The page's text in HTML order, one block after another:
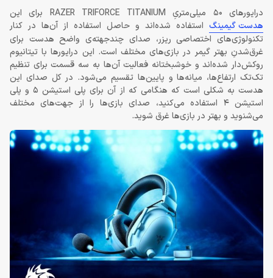
درایورهای 50 میلی‌متریِ RAZER TRIFORCE TITANIUM برای این
هدست گیمینگ استفاده شده‌اند و حاصل استفاده از آن‌ها در کنار
تکنولوژی‌های اختصاصی ریزر، صدای چندجهته‌ی واضح هدست برای
غرق‌شدنِ بهتر گیمر در بازی‌های مختلف است. این درایورها با تیتانیوم
روکش‌دار شده‌اند و خوشبختانه فعالیت آن‌ها به سه قسمت برای تنظیم
تک‌تک ارتفاع‌ها، میانه‌ها و پایین‌ها تقسیم می‌شود. در کل صدای این
هدست به شکلی است که هنگامی که از آن برای پلی استیشن 5 و پلی
استیشن 4 استفاده می‌کنید، صدای بازی‌ها را از جهت‌های مختلف
می‌شنوید و بهتر در بازی‌ها غرق شوید.